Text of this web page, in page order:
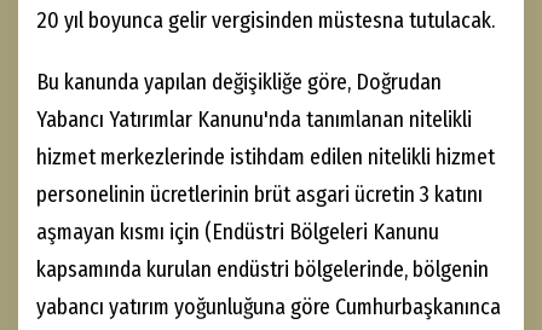
20 yıl boyunca gelir vergisinden müstesna tutulacak.
Bu kanunda yapılan değişikliğe göre, Doğrudan
Yabancı Yatırımlar Kanunu'nda tanımlanan nitelikli
hizmet merkezlerinde istihdam edilen nitelikli hizmet
personelinin ücretlerinin brüt asgari ücretin 3 katını
aşmayan kısmı için (Endüstri Bölgeleri Kanunu
kapsamında kurulan endüstri bölgelerinde, bölgenin
yabancı yatırım yoğunluğuna göre Cumhurbaşkanınca